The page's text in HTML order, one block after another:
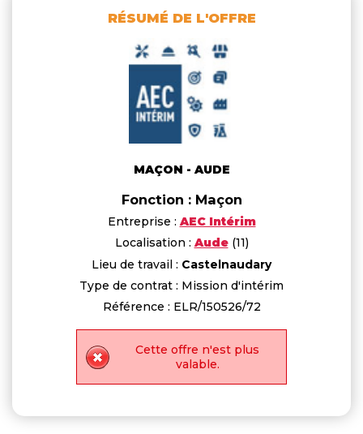
RÉSUMÉ DE L'OFFRE
MAÇON - AUDE
Fonction : Maçon
Entreprise : AEC Intérim
Localisation : Aude(11)
Lieu de travail : Castelnaudary
Type de contrat : Mission d'intérim
Référence : ELR/150526/72
Cette offre n'est plus
valable.